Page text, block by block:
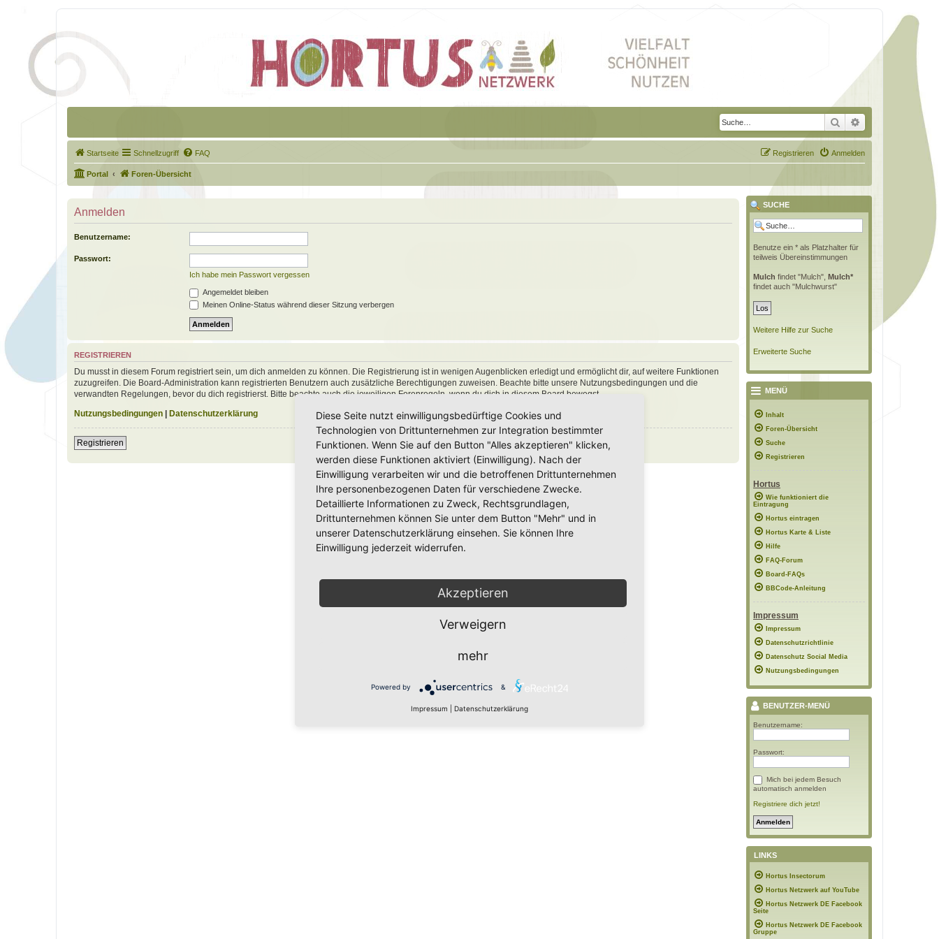
Suche Erweiterte Suche
Startseite Schnellzugriff FAQ Anmelden
Registrieren
Portal Foren-Übersicht
Anmelden
Benutzername:
Passwort:
Ich habe mein Passwort vergessen
Angemeldet bleiben
Meinen Online-Status während dieser Sitzung verbergen
REGISTRIEREN
Du musst in diesem Forum registriert sein, um dich anmelden zu können. Die Registrierung ist in wenigen Augenblicken erledigt und ermöglicht dir, auf weitere Funktionen
zuzugreifen. Die Board-Administration kann registrierten Benutzern auch zusätzliche Berechtigungen zuweisen. Beachte bitte unsere Nutzungsbedingungen und die
verwandten Regelungen, bevor du dich registrierst. Bitte beachte auch die jeweiligen Forenregeln, wenn du dich in diesem Board bewegst.
Nutzungsbedingungen | Datenschutzerklärung
Registrieren
SUCHE
Benutze ein * als Platzhalter für
teilweis Übereinstimmungen
Mulch findet "Mulch", Mulch*
findet auch "Mulchwurst"
Weitere Hilfe zur Suche
Erweiterte Suche
MENÜ
Inhalt
Foren-Übersicht
Suche
Registrieren
Hortus
Wie funktioniert die
Eintragung
Hortus eintragen
Hortus Karte & Liste
Hilfe
FAQ-Forum
Board-FAQs
BBCode-Anleitung
Impressum
Impressum
Datenschutzrichtlinie
Datenschutz Social Media
Nutzungsbedingungen
BENUTZER-MENÜ
Benutzername:
Passwort:
Mich bei jedem Besuch
automatisch anmelden
Registriere dich jetzt!
LINKS
Hortus Insectorum
Hortus Netzwerk auf YouTube
Hortus Netzwerk DE Facebook
Seite
Hortus Netzwerk DE Facebook
Gruppe
Diese Seite nutzt einwilligungsbedürftige Cookies und
Technologien von Drittunternehmen zur Integration bestimmter
Funktionen. Wenn Sie auf den Button "Alles akzeptieren" klicken,
werden diese Funktionen aktiviert (Einwilligung). Nach der
Einwilligung verarbeiten wir und die betroffenen Drittunternehmen
Ihre personenbezogenen Daten für verschiedene Zwecke.
Detaillierte Informationen zu Zweck, Rechtsgrundlagen,
Drittunternehmen können Sie unter dem Button "Mehr" und in
unserer Datenschutzerklärung einsehen. Sie können Ihre
Einwilligung jederzeit widerrufen.
Akzeptieren
Verweigern
mehr
Powered by &
Impressum Datenschutzerklärung